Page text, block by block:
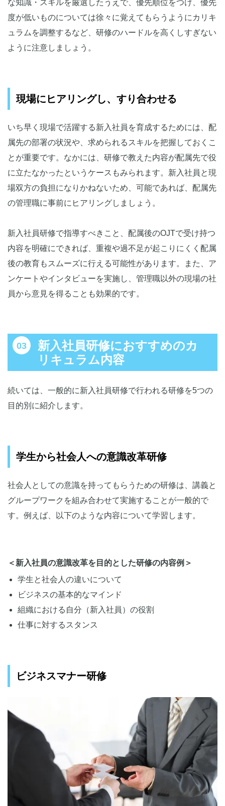
な知識・スキルを厳選したうえで、優先順位をつけ、優先
度が低いものについては徐々に覚えてもらうようにカリキ
ュラムを調整するなど、研修のハードルを高くしすぎない
ように注意しましょう。
現場にヒアリングし、すり合わせる
いち早く現場で活躍する新入社員を育成するためには、配
属先の部署の状況や、求められるスキルを把握しておくこ
とが重要です。なかには、研修で教えた内容が配属先で役
に立たなかったというケースもみられます。新入社員と現
場双方の負担になりかねないため、可能であれば、配属先
の管理職に事前にヒアリングしましょう。
新入社員研修で指導すべきこと、配属後のOJTで受け持つ
内容を明確にできれば、重複や過不足が起こりにくく配属
後の教育もスムーズに行える可能性があります。また、ア
ンケートやインタビューを実施し、管理職以外の現場の社
員から意見を得ることも効果的です。
新入社員研修におすすめのカ
リキュラム内容
続いては、一般的に新入社員研修で行われる研修を5つの
目的別に紹介します。
学生から社会人への意識改革研修
社会人としての意識を持ってもらうための研修は、講義と
グループワークを組み合わせて実施することが一般的で
す。例えば、以下のような内容について学習します。
＜新入社員の意識改革を目的とした研修の内容例＞
学生と社会人の違いについて
ビジネスの基本的なマインド
組織における自分（新入社員）の役割
仕事に対するスタンス
ビジネスマナー研修